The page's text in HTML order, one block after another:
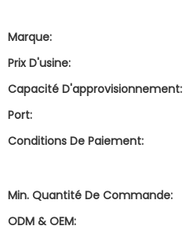
Marque:
Prix D'usine:
Capacité D'approvisionnement:
Port:
Conditions De Paiement:
Min. Quantité De Commande:
ODM & OEM: